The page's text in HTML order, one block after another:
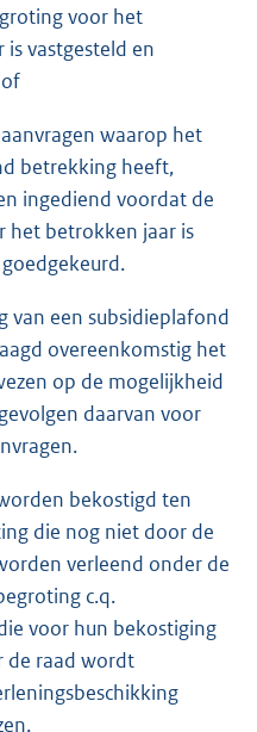
voor het
vastgesteld en
waarop het
betrekking heeft,
ingediend voordat de
het betrokken jaar is
van een subsidieplafond
overeenkomstig het
op de mogelijkheid
daarvan voor
bekostigd ten
die nog niet door de
verleend onder de
c.q.
voor hun bekostiging
de raad wordt